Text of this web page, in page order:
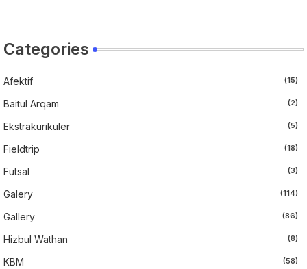
Categories
Afektif (15)
Baitul Arqam (2)
Ekstrakurikuler (5)
Fieldtrip (18)
Futsal (3)
Galery (114)
Gallery (86)
Hizbul Wathan (8)
KBM (58)